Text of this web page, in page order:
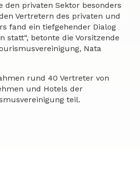
den privaten Sektor besonders
Vertretern des privaten und
fand ein tiefgehender Dialog
statt“, betonte die Vorsitzende
Nata
rund 40 Vertreter von
und Hotels der
teil.